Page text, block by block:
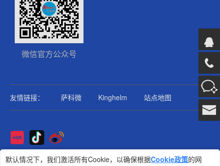
微信官方公众号
友情链接： 萨科微 Kinghelm 站点地图
Copyright@2025版权所有
默认情况下，我们激活所有Cookie，以确保根据Cookie政策的网